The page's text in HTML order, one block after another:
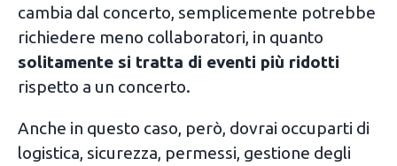
cambia dal concerto, semplicemente potrebbe
richiedere meno collaboratori, in quanto
solitamente si tratta di eventi più ridotti
rispetto a un concerto.
Anche in questo caso, però, dovrai occuparti di
logistica, sicurezza, permessi, gestione degli